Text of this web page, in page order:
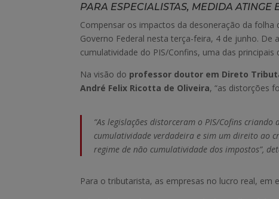
PARA ESPECIALISTAS, MEDIDA ATINGE
Compensar os impactos da desoneração da folha
Governo Federal nesta terça-feira, 4 de junho.
cumulatividade do PIS/Confins, uma das
Na visão do professor doutor em Direto
André Felix Ricotta de Oliveira, “as distorções
“As legislações distorceram o PIS/Cofins
cumulatividade verdadeira e sim um direito ao
regime de não cumulatividade dos impostos”,
Para o tributarista, as empresas no lucro real, em